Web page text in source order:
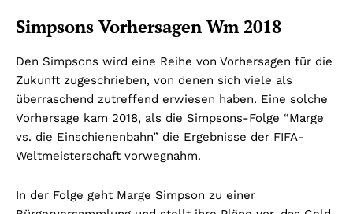
Simpsons Vorhersagen Wm 2018
Den Simpsons wird eine Reihe von Vorhersagen für die
Zukunft zugeschrieben, von denen sich viele als
überraschend zutreffend erwiesen haben. Eine solche
Vorhersage kam 2018, als die Simpsons-Folge “Marge
vs. die Einschienenbahn” die Ergebnisse der FIFA-
Weltmeisterschaft vorwegnahm.
In der Folge geht Marge Simpson zu einer